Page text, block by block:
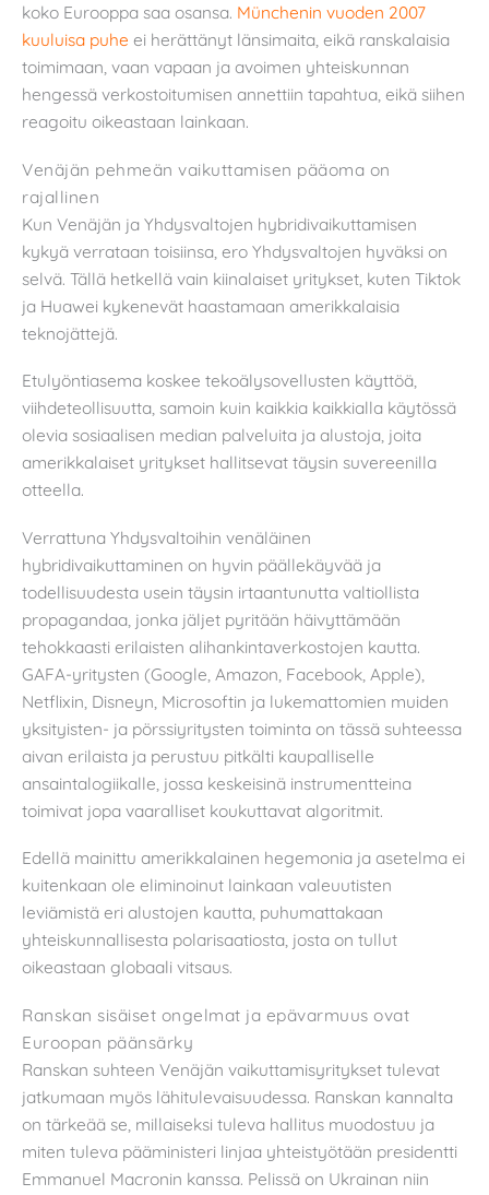
koko Eurooppa saa osansa. Münchenin vuoden 2007
kuuluisa puhe ei herättänyt länsimaita, eikä ranskalaisia
toimimaan, vaan vapaan ja avoimen yhteiskunnan
hengessä verkostoitumisen annettiin tapahtua, eikä siihen
reagoitu oikeastaan lainkaan.
Venäjän pehmeän vaikuttamisen pääoma on
rajallinen
Kun Venäjän ja Yhdysvaltojen hybridivaikuttamisen
kykyä verrataan toisiinsa, ero Yhdysvaltojen hyväksi on
selvä. Tällä hetkellä vain kiinalaiset yritykset, kuten Tiktok
ja Huawei kykenevät haastamaan amerikkalaisia
teknojättejä.
Etulyöntiasema koskee tekoälysovellusten käyttöä,
viihdeteollisuutta, samoin kuin kaikkia kaikkialla käytössä
olevia sosiaalisen median palveluita ja alustoja, joita
amerikkalaiset yritykset hallitsevat täysin suvereenilla
otteella.
Verrattuna Yhdysvaltoihin venäläinen
hybridivaikuttaminen on hyvin päällekäyvää ja
todellisuudesta usein täysin irtaantunutta valtiollista
propagandaa, jonka jäljet pyritään häivyttämään
tehokkaasti erilaisten alihankintaverkostojen kautta.
GAFA-yritysten (Google, Amazon, Facebook, Apple),
Netflixin, Disneyn, Microsoftin ja lukemattomien muiden
yksityisten- ja pörssiyritysten toiminta on tässä suhteessa
aivan erilaista ja perustuu pitkälti kaupalliselle
ansaintalogiikalle, jossa keskeisinä instrumentteina
toimivat jopa vaaralliset koukuttavat algoritmit.
Edellä mainittu amerikkalainen hegemonia ja asetelma ei
kuitenkaan ole eliminoinut lainkaan valeuutisten
leviämistä eri alustojen kautta, puhumattakaan
yhteiskunnallisesta polarisaatiosta, josta on tullut
oikeastaan globaali vitsaus.
Ranskan sisäiset ongelmat ja epävarmuus ovat
Euroopan päänsärky
Ranskan suhteen Venäjän vaikuttamisyritykset tulevat
jatkumaan myös lähitulevaisuudessa. Ranskan kannalta
on tärkeää se, millaiseksi tuleva hallitus muodostuu ja
miten tuleva pääministeri linjaa yhteistyötään presidentti
Emmanuel Macronin kanssa. Pelissä on Ukrainan niin